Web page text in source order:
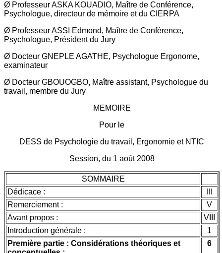
Ø Professeur ASKA KOUADIO, Maître de Conférence,
Psychologue, directeur de mémoire et du CIERPA
Ø Professeur ASSI Edmond, Maître de Conférence,
Psychologue, Président du Jury
Ø Docteur GNEPLE AGATHE, Psychologue Ergonome,
examinateur
Ø Docteur GBOUOGBO, Maître assistant, Psychologue du
travail, membre du Jury
MEMOIRE
Pour le
DESS de Psychologie du travail, Ergonomie et NTIC
Session, du 1 août 2008
SOMMAIRE
Dédicace :
Remerciement :
V
Avant propos :
VIII
Introduction générale :
1
Première partie : Considérations théoriques et
6